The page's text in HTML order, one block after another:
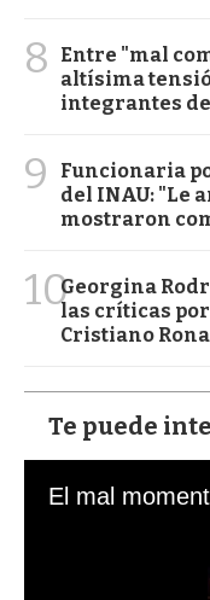
8
Entre "mal
altísima
integrantes
9
Funcionaria
del INAU: "Le
mostraron
10Georgina
las críticas
Cristiano
Te puede